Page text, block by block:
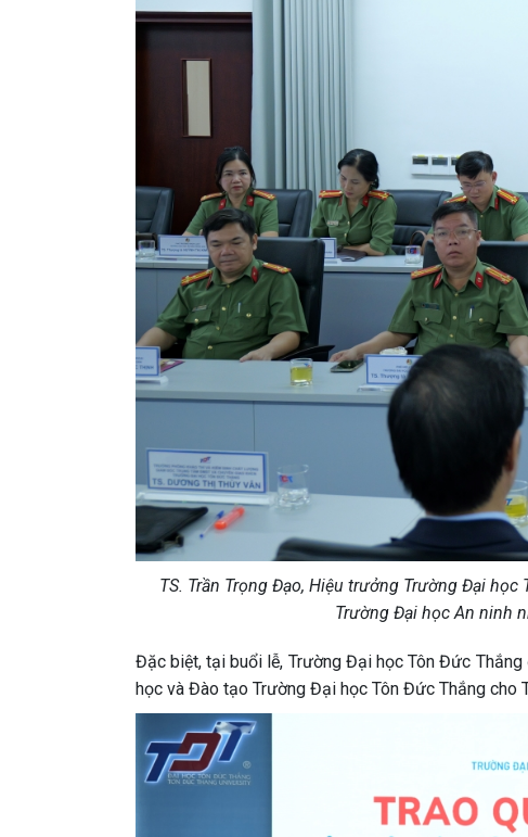
TS. Trần Trọng Đạo, Hiệu trưởng Trường Đại
Trường Đại học An ninh
Đặc biệt, tại buổi lễ, Trường Đại học Tôn Đức
học và Đào tạo Trường Đại học Tôn Đức Thắng cho